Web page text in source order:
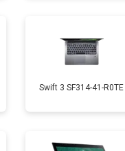
от 50 мин
Swift 3 SF314-41-R0TE